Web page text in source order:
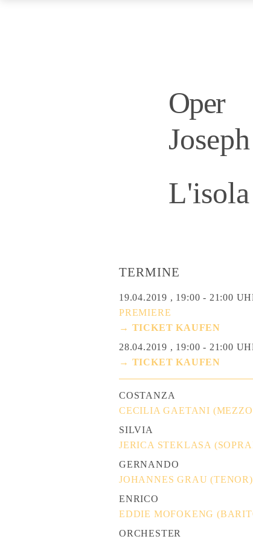
Oper
TERMINE
19.04.2019 , 19:00 - 21:00
PREMIERE
→ TICKET KAUFEN
28.04.2019 , 19:00 - 21:00
→ TICKET KAUFEN
COSTANZA
CECILIA GAETANI
SILVIA
JERICA STEKLASA
GERNANDO
JOHANNES GRAU (TENOR)
ENRICO
EDDIE MOFOKENG
ORCHESTER